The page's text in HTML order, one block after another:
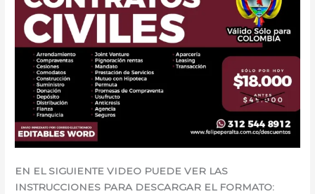
EN EL SIGUIENTE VIDEO PUEDE VER LAS
INSTRUCCIONES PARA DESCARGAR EL FORMATO: